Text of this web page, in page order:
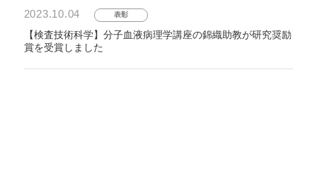
2023.10.04 表彰
【検査技術科学】分子血液病理学講座の錦織助教が研究奨励
賞を受賞しました